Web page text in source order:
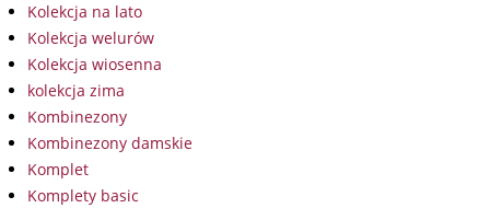
Kolekcja na lato
Kolekcja welurów
Kolekcja wiosenna
kolekcja zima
Kombinezony
Kombinezony damskie
Komplet
Komplety basic